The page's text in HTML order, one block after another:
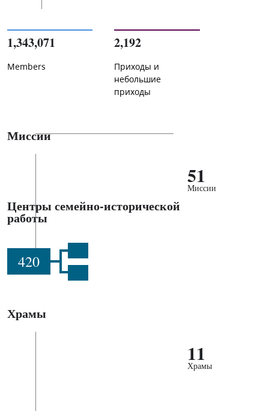
1,343,071
Members
2,192
Приходы и
небольшие
приходы
Миссии
51
Миссии
Центры семейно-исторической
работы
420
Храмы
11
Храмы